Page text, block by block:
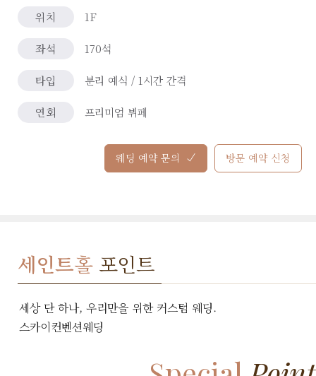
위치 1F
좌석 170석
타입 분리 예식 / 1시간 간격
연회 프리미엄 뷔페
웨딩 예약 문의 방문 예약 신청
세인트홀포인트
세상 단 하나, 우리만을 위한 커스텀 웨딩.
스카이컨벤션웨딩